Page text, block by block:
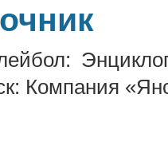
Компания